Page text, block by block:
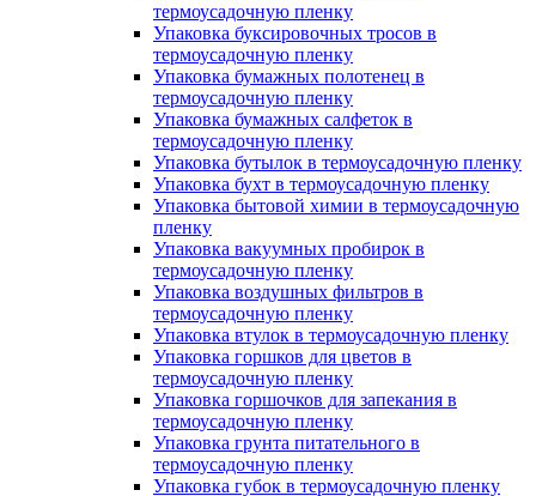
термоусадочную пленку
Упаковка буксировочных тросов в
термоусадочную пленку
Упаковка бумажных полотенец в
термоусадочную пленку
Упаковка бумажных салфеток в
термоусадочную пленку
Упаковка бутылок в термоусадочную пленку
Упаковка бухт в термоусадочную пленку
Упаковка бытовой химии в термоусадочную
пленку
Упаковка вакуумных пробирок в
термоусадочную пленку
Упаковка воздушных фильтров в
термоусадочную пленку
Упаковка втулок в термоусадочную пленку
Упаковка горшков для цветов в
термоусадочную пленку
Упаковка горшочков для запекания в
термоусадочную пленку
Упаковка грунта питательного в
термоусадочную пленку
Упаковка губок в термоусадочную пленку